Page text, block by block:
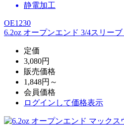
静電加工
OE1230
6.2oz オープンエンド 3/4スリー
定価
3,080円
販売価格
1,848円～
会員価格
ログイン して価格表示